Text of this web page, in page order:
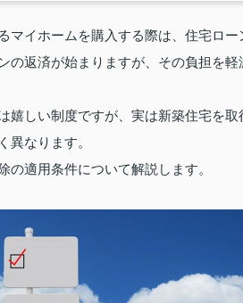
マイホームを購入する際は、住宅ロー
の返済が始まりますが、その負担を
嬉しい制度ですが、実は新築住宅を
異なります。
の適用条件について解説します。